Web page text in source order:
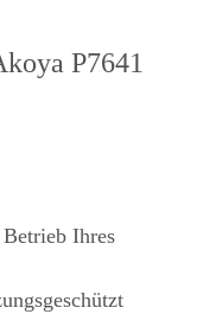
P7641
Ihres